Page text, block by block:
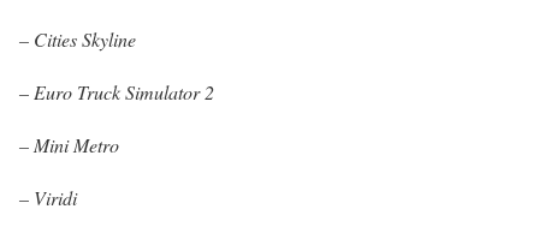
– Cities Skyline
– Euro Truck Simulator 2
– Mini Metro
– Viridi